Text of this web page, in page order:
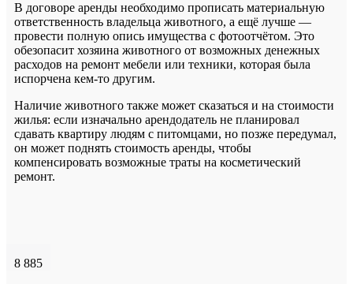
В договоре аренды необходимо прописать материальную
ответственность владельца животного, а ещё лучше —
провести полную опись имущества с фотоотчётом. Это
обезопасит хозяина животного от возможных денежных
расходов на ремонт мебели или техники, которая была
испорчена кем-то другим.
Наличие животного также может сказаться и на стоимости
жилья: если изначально арендодатель не планировал
сдавать квартиру людям с питомцами, но позже передумал,
он может поднять стоимость аренды, чтобы
компенсировать возможные траты на косметический
ремонт.
8 885